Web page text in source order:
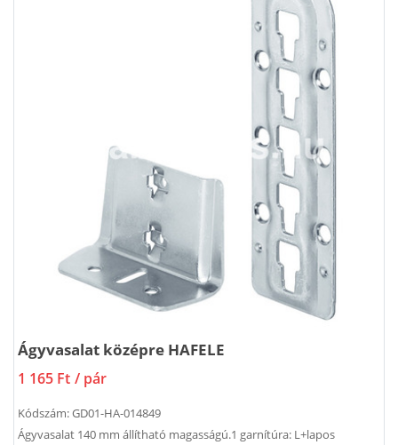
Ágyvasalat középre HAFELE
1 165 Ft / pár
Kódszám:GD01-HA-014849
Ágyvasalat 140 mm állítható magasságú.1 garnítúra: L+lapos